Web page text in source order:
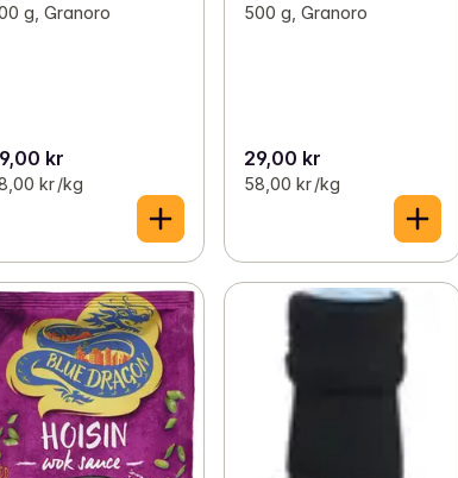
g, Granoro
kr
kr /kg
500 g, Granoro
29,00 kr
58,00 kr /kg